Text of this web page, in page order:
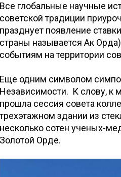
Все глобальные научные
советской традиции
празднует появление
страны называется Ак
событиям на территории
Еще одним символом
Независимости. К слову, к
прошла сессия совета
трехэтажном здании из
несколько сотен ученых-
Золотой Орде.